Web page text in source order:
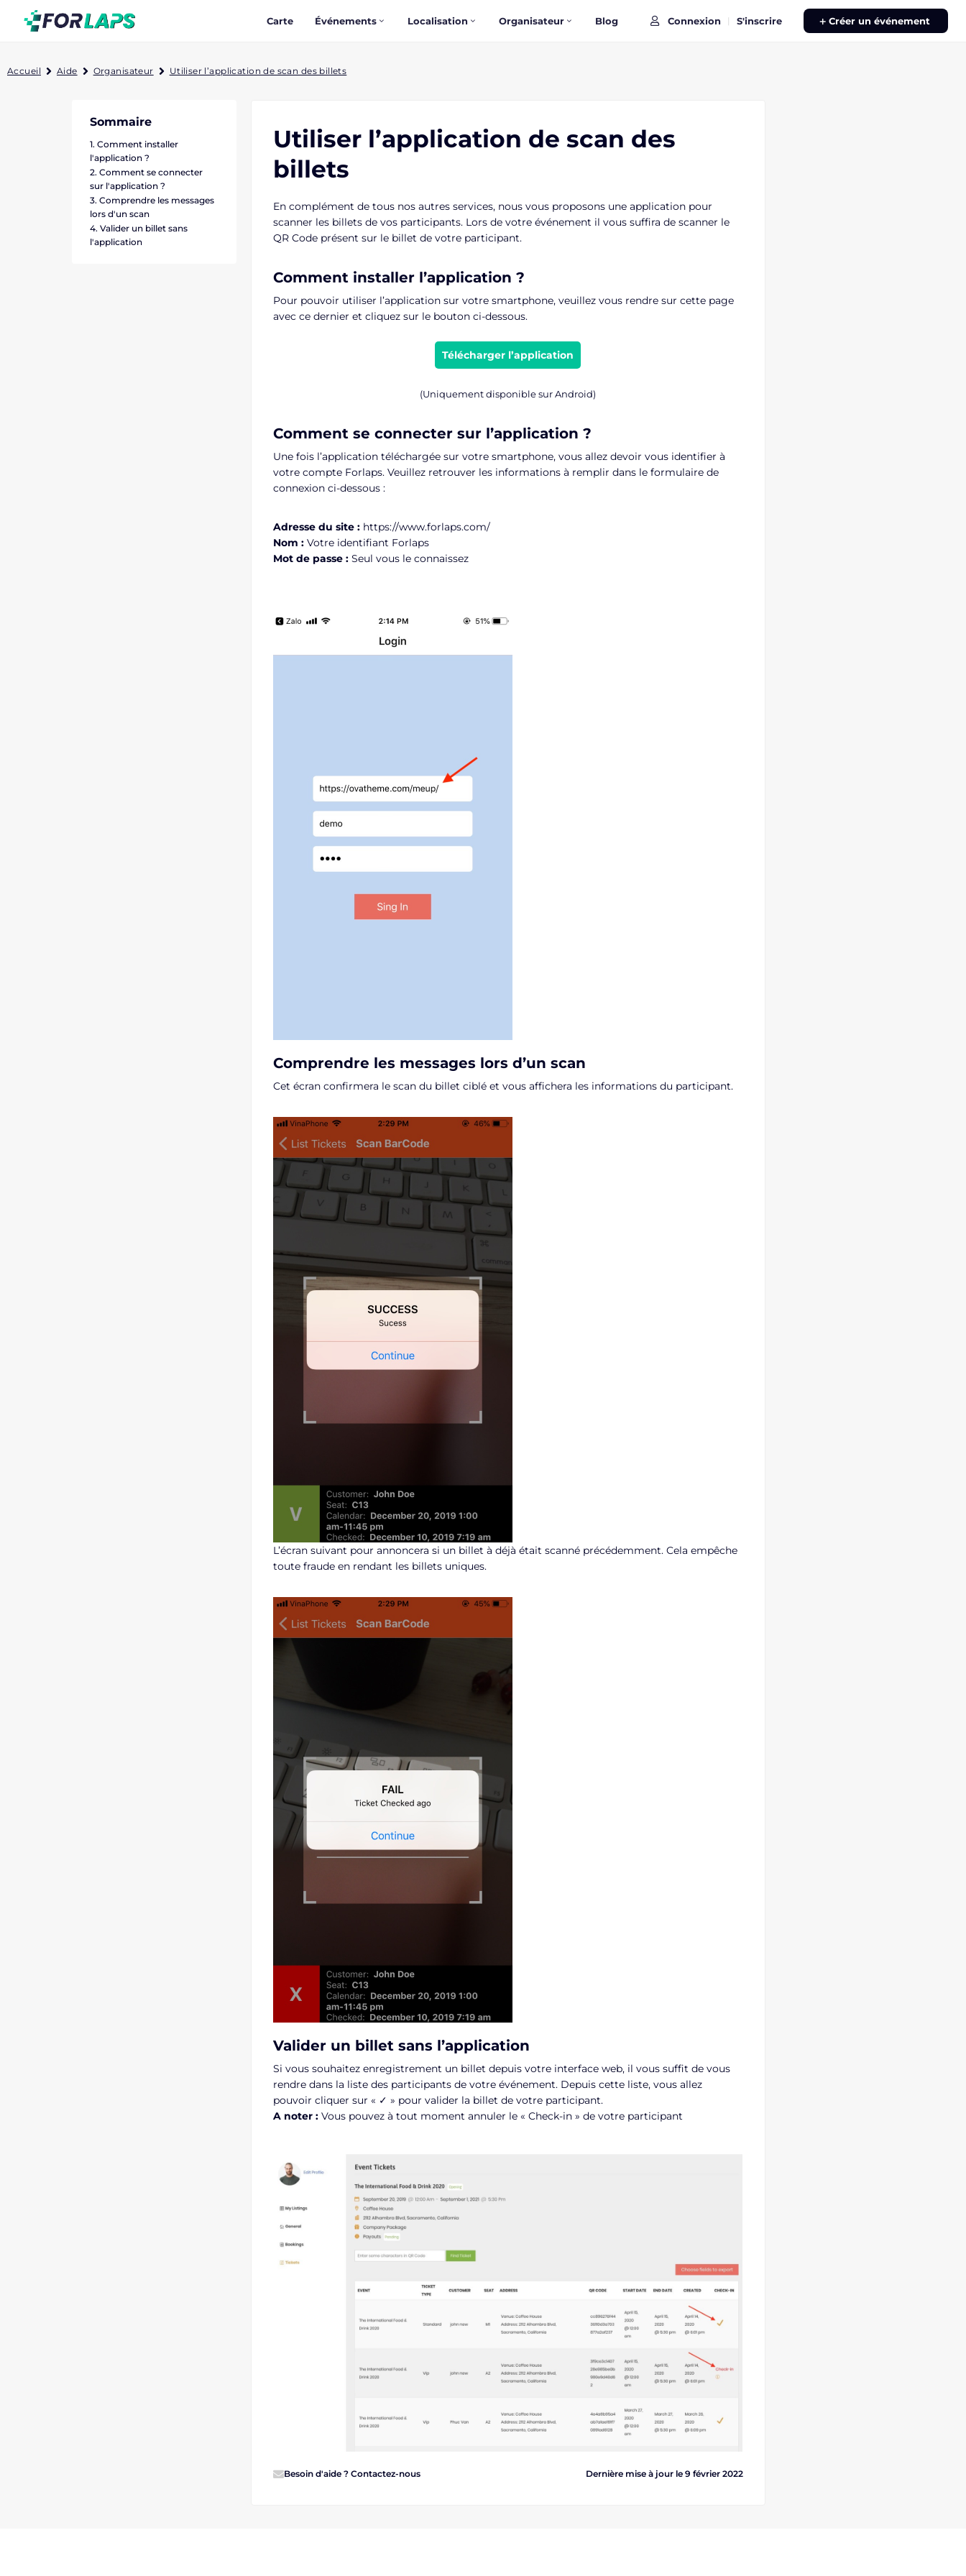
Carte Événements Localisation Organisateur Blog Connexion | S'inscrire Créer un événement
Accueil Aide Organisateur Utiliser l’application de scan des billets
Sommaire
Comment installer
l'application ?
Comment se connecter
sur l'application ?
Comprendre les messages
lors d'un scan
Valider un billet sans
l'application
Utiliser l’application de scan des
billets
En complément de tous nos autres services, nous vous proposons une application pour
scanner les billets de vos participants. Lors de votre événement il vous suffira de scanner le
QR Code présent sur le billet de votre participant.
Comment installer l’application ?
Pour pouvoir utiliser l’application sur votre smartphone, veuillez vous rendre sur cette page
avec ce dernier et cliquez sur le bouton ci-dessous.
Télécharger l’application
(Uniquement disponible sur Android)
Comment se connecter sur l’application ?
Une fois l’application téléchargée sur votre smartphone, vous allez devoir vous identifier à
votre compte Forlaps. Veuillez retrouver les informations à remplir dans le formulaire de
connexion ci-dessous :
Adresse du site :https://www.forlaps.com/
Nom : Votre identifiant Forlaps
Mot de passe : Seul vous le connaissez
Comprendre les messages lors d’un scan
Cet écran confirmera le scan du billet ciblé et vous affichera les informations du participant.
L’écran suivant pour annoncera si un billet à déjà était scanné précédemment. Cela empêche
toute fraude en rendant les billets uniques.
Valider un billet sans l’application
Si vous souhaitez enregistrement un billet depuis votre interface web, il vous suffit de vous
rendre dans la liste des participants de votre événement. Depuis cette liste, vous allez
pouvoir cliquer sur « ✓ » pour valider la billet de votre participant.
A noter : Vous pouvez à tout moment annuler le « Check-in » de votre participant
Besoin d'aide ? Contactez-nous Dernière mise à jour le 9 février 2022